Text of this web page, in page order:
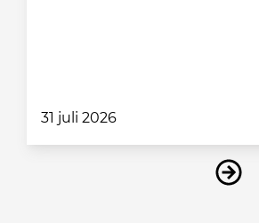
31 juli 2026